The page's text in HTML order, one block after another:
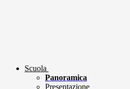
Scuola
Panoramica
Presentazione